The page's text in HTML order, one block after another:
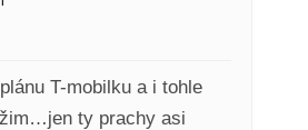
T-mobilku a i tohle
ty prachy asi